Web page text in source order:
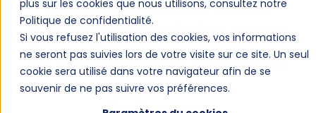
plus sur les cookies que nous utilisons, consultez notre
Politique de confidentialité.
Si vous refusez l'utilisation des cookies, vos informations
ne seront pas suivies lors de votre visite sur ce site. Un seul
cookie sera utilisé dans votre navigateur afin de se
souvenir de ne pas suivre vos préférences.
Révolutionnez votre
pratique dentaire avec
la Fabrication Additive